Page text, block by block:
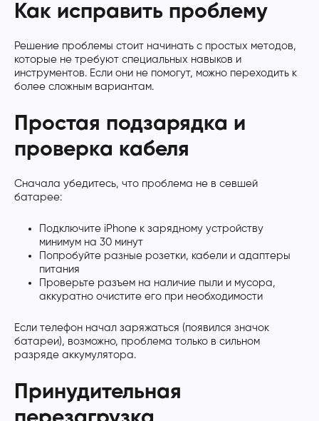
Как исправить проблему
Решение проблемы стоит начинать с простых методов,
которые не требуют специальных навыков и
инструментов. Если они не помогут, можно переходить к
более сложным вариантам.
Простая подзарядка и
проверка кабеля
Сначала убедитесь, что проблема не в севшей
батарее:
Подключите iPhone к зарядному устройству
минимум на 30 минут
Попробуйте разные розетки, кабели и адаптеры
питания
Проверьте разъем на наличие пыли и мусора,
аккуратно очистите его при необходимости
Если телефон начал заряжаться (появился значок
батареи), возможно, проблема только в сильном
разряде аккумулятора.
Принудительная